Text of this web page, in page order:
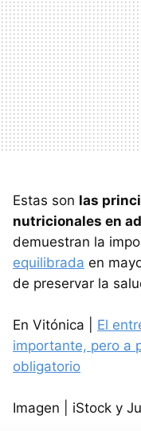
Estas son las
nutricionales en
demuestran la
equilibrada en
de preservar la
En Vitónica | El
importante, pero a
obligatorio
Imagen | iStock y